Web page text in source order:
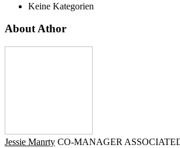
Keine Kategorien
About Athor
Jessie Manrty CO-MANAGER